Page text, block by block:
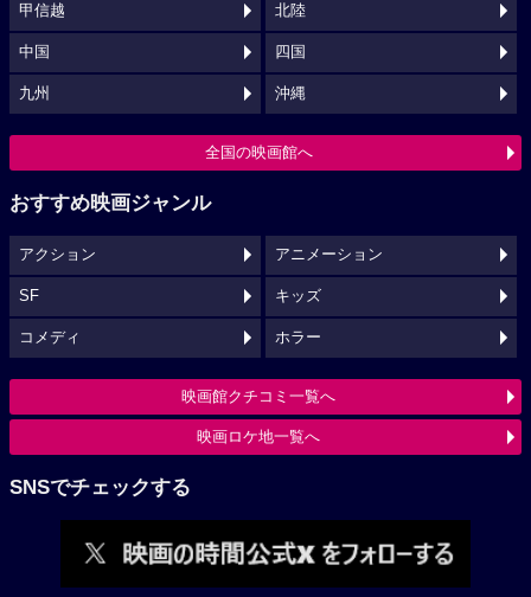
甲信越 北陸
中国 四国
九州 沖縄
全国の映画館へ
おすすめ映画ジャンル
アクション アニメーション
SF キッズ
コメディ ホラー
映画館クチコミ一覧へ
映画ロケ地一覧へ
SNSでチェックする